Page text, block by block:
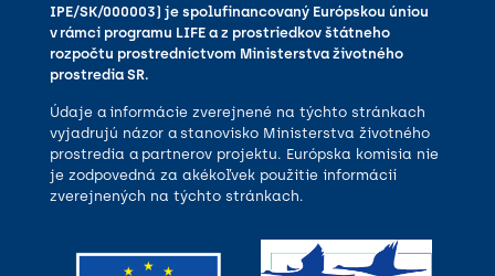
IPE/SK/000003) je spolufinancovaný Európskou úniou
v rámci programu LIFE a z prostriedkov štátneho
rozpočtu prostredníctvom Ministerstva životného
prostredia SR.
Údaje a informácie zverejnené na týchto stránkach
vyjadrujú názor a stanovisko Ministerstva životného
prostredia a partnerov projektu. Európska komisia nie
je zodpovedná za akékoľvek použitie informácií
zverejnených na týchto stránkach.